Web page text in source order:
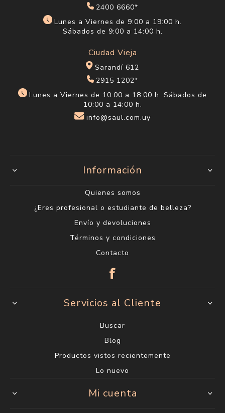
2400 6660*
Lunes a Viernes de 9:00 a 19:00 h.
Sábados de 9:00 a 14:00 h.
Ciudad Vieja
Sarandí 612
2915 1202*
Lunes a Viernes de 10:00 a 18:00 h. Sábados de
10:00 a 14:00 h.
info@saul.com.uy
Información
Quienes somos
¿Eres profesional o estudiante de belleza?
Envío y devoluciones
Términos y condiciones
Contacto
Servicios al Cliente
Buscar
Blog
Productos vistos recientemente
Lo nuevo
Mi cuenta